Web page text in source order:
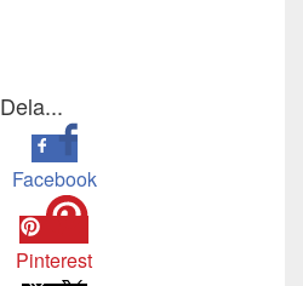
Dela...
Facebook
Pinterest